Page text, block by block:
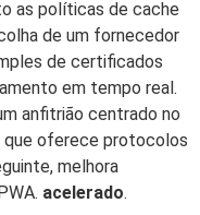
as políticas de cache
de um fornecedor
de certificados
em tempo real.
anfitrião centrado no
que oferece protocolos
melhora
acelerado.